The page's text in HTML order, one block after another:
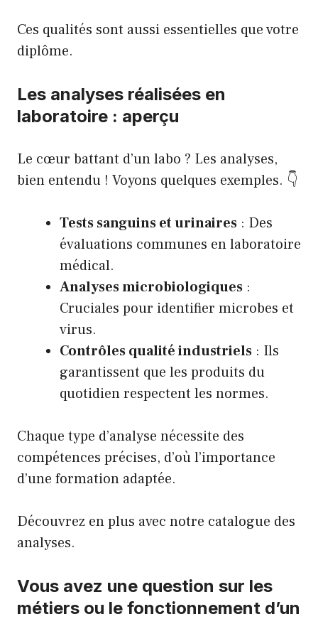
Ces qualités sont aussi essentielles que votre
diplôme.
Les analyses réalisées en
laboratoire : aperçu
Le cœur battant d’un labo ? Les analyses,
bien entendu ! Voyons quelques exemples. 👇
Tests sanguins et urinaires : Des
évaluations communes en laboratoire
médical.
Analyses microbiologiques :
Cruciales pour identifier microbes et
virus.
Contrôles qualité industriels : Ils
garantissent que les produits du
quotidien respectent les normes.
Chaque type d’analyse nécessite des
compétences précises, d’où l’importance
d’une formation adaptée.
Découvrez en plus avec notre catalogue des
analyses.
Vous avez une question sur les
métiers ou le fonctionnement d’un